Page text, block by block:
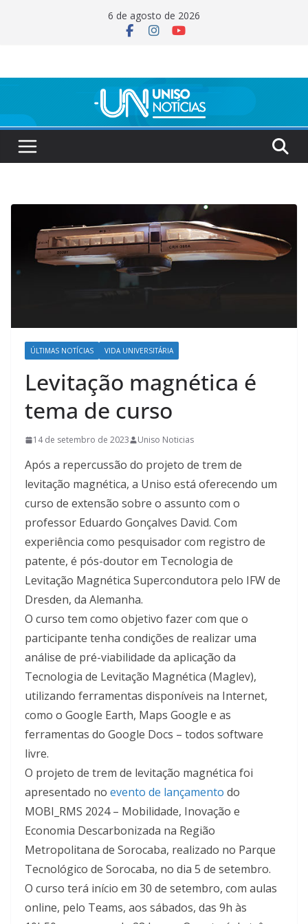
6 de agosto de 2026
ÚLTIMAS NOTÍCIAS VIDA UNIVERSITÁRIA
Levitação magnética é
tema de curso
14 de setembro de 2023 Uniso Noticias
Após a repercussão do projeto de trem de
levitação magnética, a Uniso está oferecendo um
curso de extensão sobre o assunto com o
professor Eduardo Gonçalves David. Com
experiência como pesquisador com registro de
patente, é pós-doutor em Tecnologia de
Levitação Magnética Supercondutora pelo IFW de
Dresden, da Alemanha.
O curso tem como objetivo fazer com que o
participante tenha condições de realizar uma
análise de pré-viabilidade da aplicação da
Tecnologia de Levitação Magnética (Maglev),
utilizando ferramentas disponíveis na Internet,
como o Google Earth, Maps Google e as
ferramentas do Google Docs – todos software
livre.
O projeto de trem de levitação magnética foi
apresentado no evento de lançamento do
MOBI_RMS 2024 – Mobilidade, Inovação e
Economia Descarbonizada na Região
Metropolitana de Sorocaba, realizado no Parque
Tecnológico de Sorocaba, no dia 5 de setembro.
O curso terá início em 30 de setembro, com aulas
online, pelo Teams, aos sábados, das 9h às